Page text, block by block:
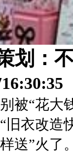
划：
16:30:35
被“花大
旧衣改造
送”火